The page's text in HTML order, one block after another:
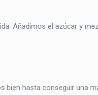
Añadimos el azúcar y
bien hasta conseguir una